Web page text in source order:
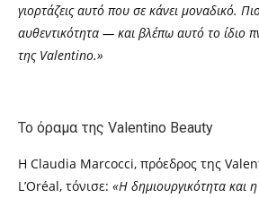
γιορτάζεις αυτό που σε κάνει μοναδικό.
αυθεντικότητα — και βλέπω αυτό το ίδιο
της Valentino.»
Το όραμα της Valentino Beauty
Η Claudia Marcocci, πρόεδρος της
L’Oréal, τόνισε: «Η δημιουργικότητα και